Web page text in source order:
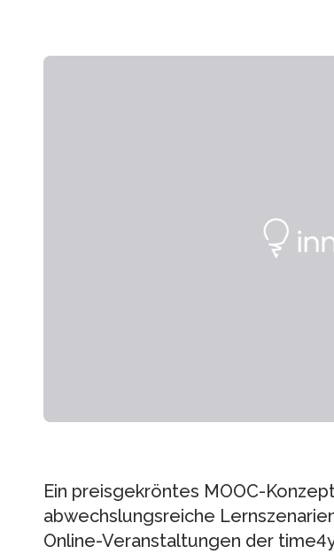
Ein preisgekröntes MOOC-
abwechslungsreiche
Online-Veranstaltungen der